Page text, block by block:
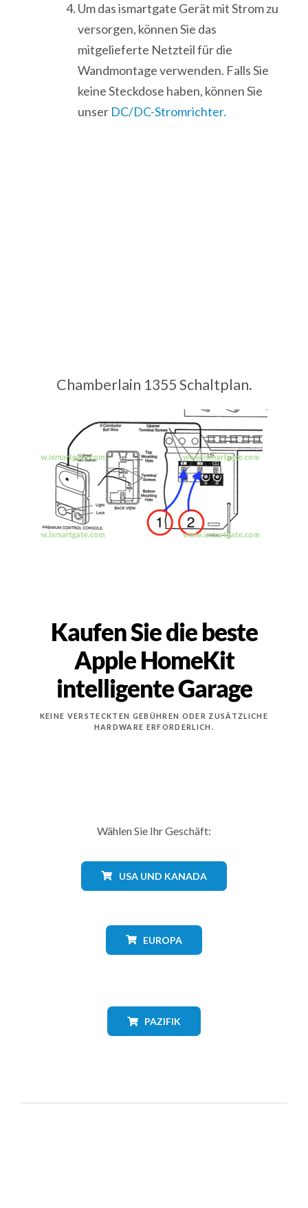
Um das ismartgate Gerät mit Strom zu
versorgen, können Sie das
mitgelieferte Netzteil für die
Wandmontage verwenden. Falls Sie
keine Steckdose haben, können Sie
unser DC/DC-Stromrichter.
Chamberlain 1355 Schaltplan.
Kaufen Sie die beste
Apple HomeKit
intelligente Garage
KEINE VERSTECKTEN GEBÜHREN ODER ZUSÄTZLICHE
HARDWARE ERFORDERLICH.
Wählen Sie Ihr Geschäft:
USA UND KANADA
EUROPA
PAZIFIK